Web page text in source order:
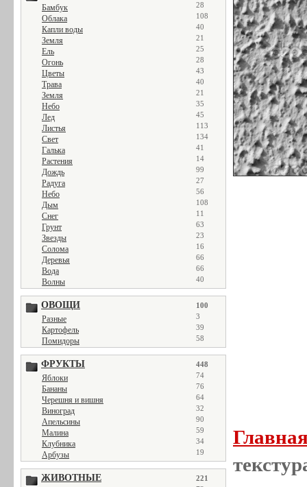
Бамбук 28
Облака 108
Капли воды 40
Земля 21
Ель 25
Огонь 28
Цветы 43
Трава 40
Земля 21
Небо 35
Лед 45
Листья 113
Свет 134
Галька 41
Растения 14
Дождь 99
Радуга 27
Небо 56
Дым 108
Снег 11
Грунт 63
Звезды 23
Солома 16
Деревья 66
Вода 66
Волны 40
ОВОЩИ 100
Разные 3
Картофель 39
Помидоры 58
ФРУКТЫ 448
Яблоки 74
Бананы 76
Черешня и вишня 64
Виноград 32
Апельсины 90
Малина 59
Клубника 34
Арбузы 19
ЖИВОТНЫЕ 221